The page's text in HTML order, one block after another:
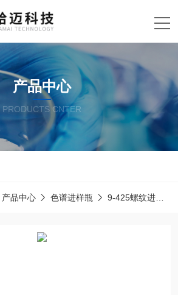
产品中心
PRODUCTS CNTER
产品中心 色谱进样瓶 9-425螺纹进样瓶及盖垫